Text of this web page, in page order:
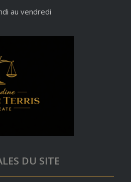
au vendredi
DU SITE